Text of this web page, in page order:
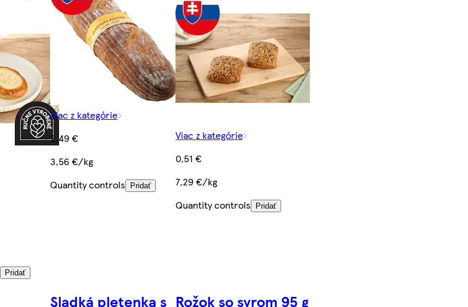
Pridať
Viac z kategórie
2,49 €
3,56 €/kg
Quantity controls
Pridať
Viac z kategórie
0,51 €
7,29 €/kg
Quantity controls
Pridať
Sladká pletenka s Rožok so syrom 95 g